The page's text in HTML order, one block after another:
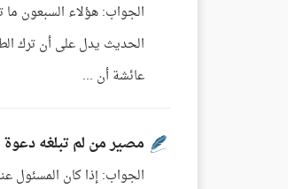
الجواب: هؤلاء السبعون ما
الحديث يدل على أن ترك
عائشة أن ...
مصير من لم تبلغه دعوة
الجواب: إذا كان المسئول